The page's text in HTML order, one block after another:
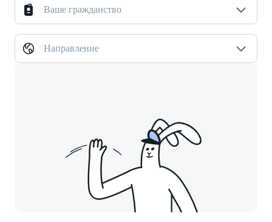
Ваше гражданство
Направление